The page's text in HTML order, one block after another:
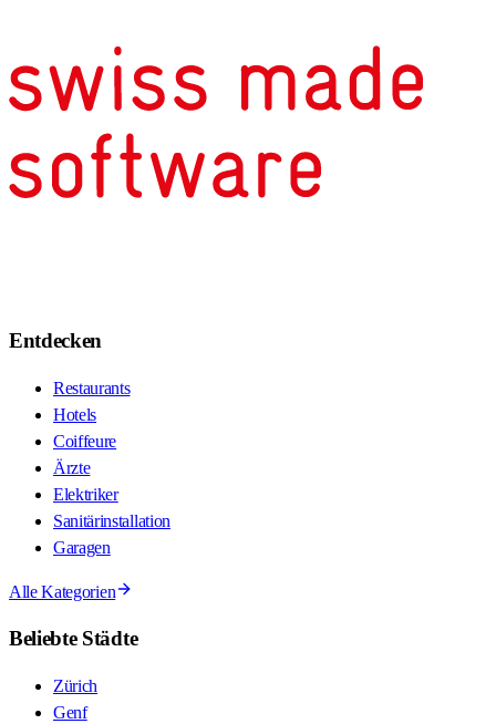
Entdecken
Restaurants
Hotels
Coiffeure
Ärzte
Elektriker
Sanitärinstallation
Garagen
Alle Kategorien
Beliebte Städte
Zürich
Genf